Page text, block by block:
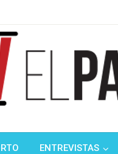
ENTREVISTAS